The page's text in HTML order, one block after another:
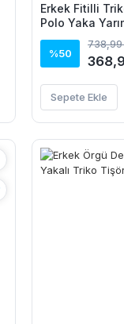
Erkek Fitilli
Polo Yaka
Kısa Kollu
%50
738,99
Sepete Ekle